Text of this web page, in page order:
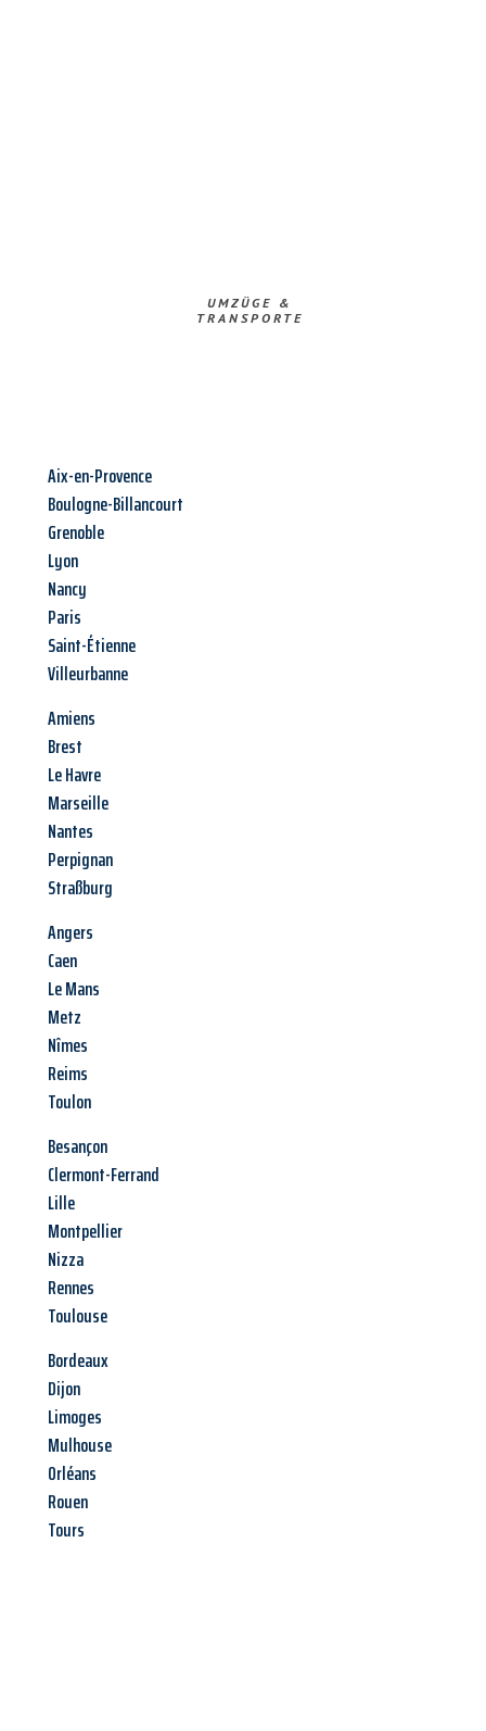
UMZÜGE &
TRANSPORTE
Aix-en-Provence
Boulogne-Billancourt
Grenoble
Lyon
Nancy
Paris
Saint-Étienne
Villeurbanne
Amiens
Brest
Le Havre
Marseille
Nantes
Perpignan
Straßburg
Angers
Caen
Le Mans
Metz
Nîmes
Reims
Toulon
Besançon
Clermont-Ferrand
Lille
Montpellier
Nizza
Rennes
Toulouse
Bordeaux
Dijon
Limoges
Mulhouse
Orléans
Rouen
Tours